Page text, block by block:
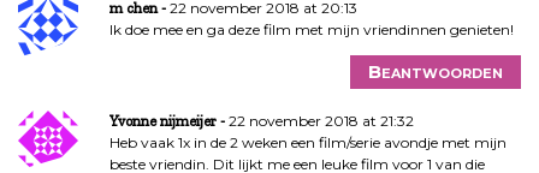
m chen
22 november 2018 at 20:13
Ik doe mee en ga deze film met mijn vriendinnen genieten!
Beantwoorden
Yvonne nijmeijer
22 november 2018 at 21:32
Heb vaak 1x in de 2 weken een film/serie avondje met mijn
beste vriendin. Dit lijkt me een leuke film voor 1 van die